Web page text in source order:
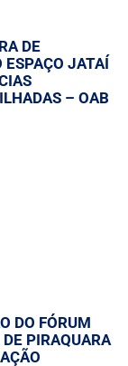
DE
ESPAÇO JATAÍ
– OAB
DO FÓRUM
PIRAQUARA